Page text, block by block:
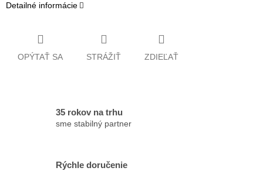
Detailné informácie
OPÝTAŤ SA STRÁŽIŤ ZDIEĽAŤ
35 rokov na trhu
sme stabilný partner
Rýchle doručenie